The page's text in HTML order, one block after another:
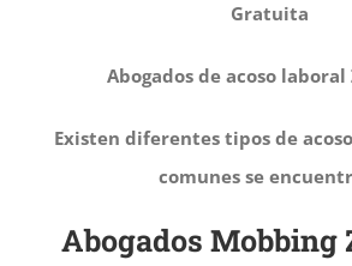
Gratuita
Abogados de acoso laboral
Existen diferentes tipos de
comunes se
Abogados Mobbing